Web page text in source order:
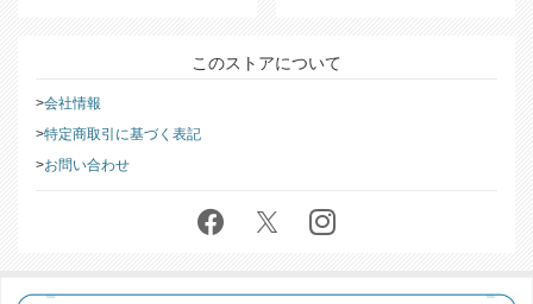
このストアについて
会社情報
特定商取引に基づく表記
お問い合わせ